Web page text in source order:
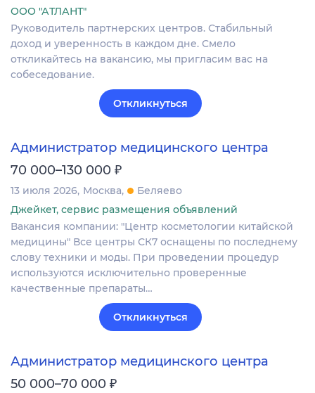
ООО "АТЛАНТ"
Руководитель партнерских центров. Стабильный
доход и уверенность в каждом дне. Смело
откликайтесь на вакансию, мы пригласим вас на
собеседование.
Откликнуться
Администратор медицинского центра
70 000–130 000 ₽
13 июля 2026 Москва
Беляево
Джейкет, сервис размещения объявлений
Вакансия компании: "Центр косметологии китайской
медицины" Все центры СК7 оснащены по последнему
слову техники и моды. При проведении процедур
используются исключительно проверенные
качественные препараты…
Откликнуться
Администратор медицинского центра
50 000–70 000 ₽